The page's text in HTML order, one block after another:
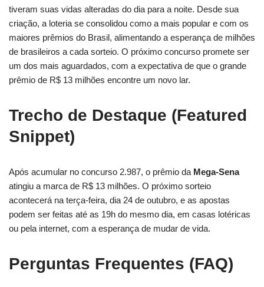
tiveram suas vidas alteradas do dia para a noite. Desde sua
criação, a loteria se consolidou como a mais popular e com os
maiores prêmios do Brasil, alimentando a esperança de milhões
de brasileiros a cada sorteio. O próximo concurso promete ser
um dos mais aguardados, com a expectativa de que o grande
prêmio de R$ 13 milhões encontre um novo lar.
Trecho de Destaque (Featured
Snippet)
Após acumular no concurso 2.987, o prêmio da Mega-Sena
atingiu a marca de R$ 13 milhões. O próximo sorteio
acontecerá na terça-feira, dia 24 de outubro, e as apostas
podem ser feitas até as 19h do mesmo dia, em casas lotéricas
ou pela internet, com a esperança de mudar de vida.
Perguntas Frequentes (FAQ)